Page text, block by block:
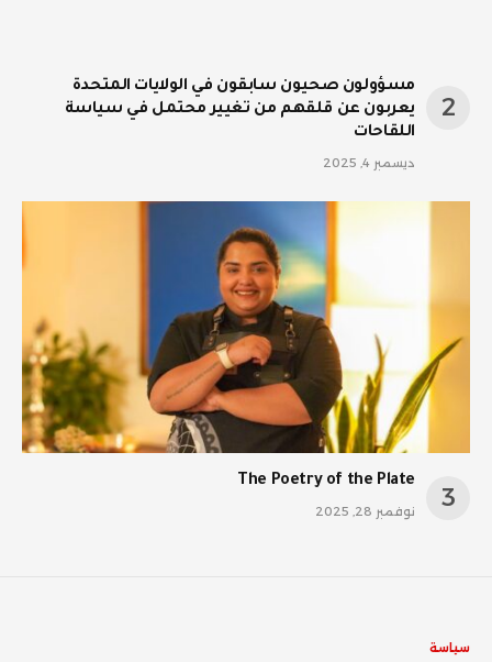
مسؤولون صحيون سابقون في الولايات المتحدة
يعربون عن قلقهم من تغيير محتمل في سياسة
اللقاحات
ديسمبر 4, 2025
The Poetry of the Plate
نوفمبر 28, 2025
سياسة